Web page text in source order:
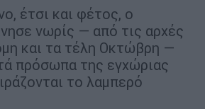
έτσι και φέτος, ο
νωρίς — από τις αρχές
και τα τέλη Οκτώβρη —
πρόσωπα της εγχώριας
το λαμπερό